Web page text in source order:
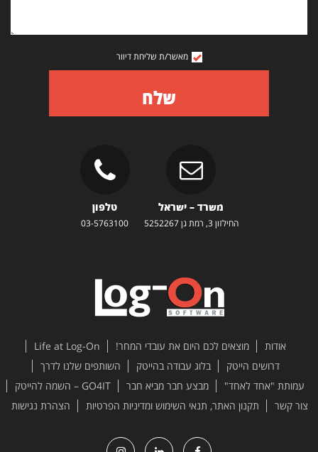
מאשר/ת שליחת דיוור
שלח
משרד – ישראל
החילזון 3, רמת גן 5252267
טלפון
03-5763100
אודות מוצאים לכם היום את עובדי המחר!
Life at Log-On
דרושים הייטק
בלוג עבודה בהייטק
השותפים שלנו לדרך
עמותת "אחד לאחד"
מבצע חבר מביא חבר
GO4IT – השמה להייטק
צור קשר
תקנון האתר, תנאי השימוש ומדיניות הפרטיות הצהרת נגישות